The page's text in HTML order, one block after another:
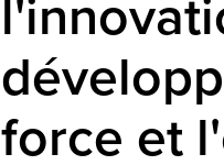
force et